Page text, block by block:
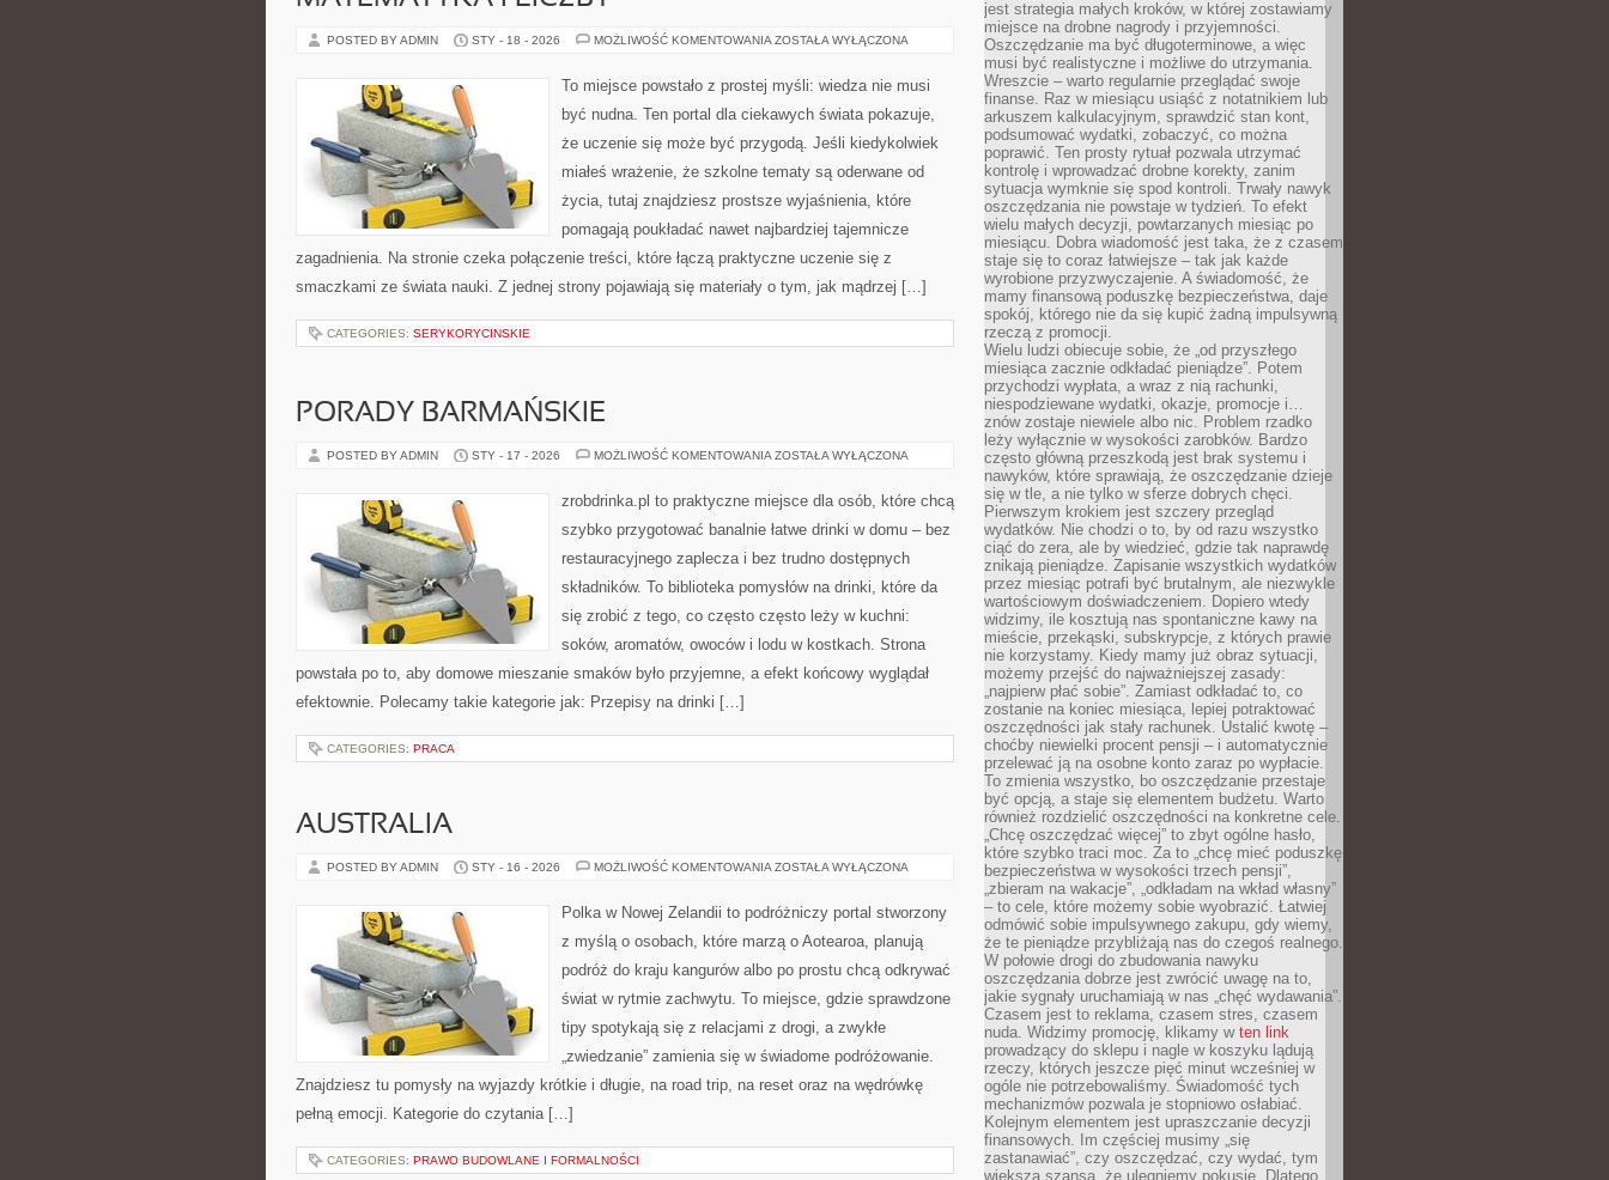
POSTED BY ADMIN STY - 18 - 2026 MOŻLIWOŚĆ KOMENTOWANIA MATEMATYKA
ZOSTAŁA WYŁĄCZONA
To miejsce powstało z prostej myśli: wiedza nie musi
być nudna. Ten portal dla ciekawych świata pokazuje,
że uczenie się może być przygodą. Jeśli kiedykolwiek
miałeś wrażenie, że szkolne tematy są oderwane od
życia, tutaj znajdziesz prostsze wyjaśnienia, które
pomagają poukładać nawet najbardziej tajemnicze
zagadnienia. Na stronie czeka połączenie treści, które łączą praktyczne uczenie się z
smaczkami ze świata nauki. Z jednej strony pojawiają się materiały o tym, jak mądrzej […]
CATEGORIES: SERYKORYCINSKIE
PORADY BARMAŃSKIE
POSTED BY ADMIN STY - 17 - 2026 MOŻLIWOŚĆ KOMENTOWANIA PORADY
ZOSTAŁA WYŁĄCZONA
zrobdrinka.pl to praktyczne miejsce dla osób, które chcą
szybko przygotować banalnie łatwe drinki w domu – bez
restauracyjnego zaplecza i bez trudno dostępnych
składników. To biblioteka pomysłów na drinki, które da
się zrobić z tego, co często często leży w kuchni:
soków, aromatów, owoców i lodu w kostkach. Strona
powstała po to, aby domowe mieszanie smaków było przyjemne, a efekt końcowy wyglądał
efektownie. Polecamy takie kategorie jak: Przepisy na drinki […]
CATEGORIES: PRACA
AUSTRALIA
POSTED BY ADMIN STY - 16 - 2026 MOŻLIWOŚĆ KOMENTOWANIA AUSTRALIA
ZOSTAŁA WYŁĄCZONA
Polka w Nowej Zelandii to podróżniczy portal stworzony
z myślą o osobach, które marzą o Aotearoa, planują
podróż do kraju kangurów albo po prostu chcą odkrywać
świat w rytmie zachwytu. To miejsce, gdzie sprawdzone
tipy spotykają się z relacjami z drogi, a zwykłe
„zwiedzanie” zamienia się w świadome podróżowanie.
Znajdziesz tu pomysły na wyjazdy krótkie i długie, na road trip, na reset oraz na wędrówkę
pełną emocji. Kategorie do czytania […]
CATEGORIES: PRAWO BUDOWLANE I FORMALNOŚCI
jest strategia małych kroków, w której zostawiamy
miejsce na drobne nagrody i przyjemności.
Oszczędzanie ma być długoterminowe, a więc
musi być realistyczne i możliwe do utrzymania.
Wreszcie – warto regularnie przeglądać swoje
finanse. Raz w miesiącu usiąść z notatnikiem lub
arkuszem kalkulacyjnym, sprawdzić stan kont,
podsumować wydatki, zobaczyć, co można
poprawić. Ten prosty rytuał pozwala utrzymać
kontrolę i wprowadzać drobne korekty, zanim
sytuacja wymknie się spod kontroli. Trwały nawyk
oszczędzania nie powstaje w tydzień. To efekt
wielu małych decyzji, powtarzanych miesiąc po
miesiącu. Dobra wiadomość jest taka, że z czasem
staje się to coraz łatwiejsze – tak jak każde
wyrobione przyzwyczajenie. A świadomość, że
mamy finansową poduszkę bezpieczeństwa, daje
spokój, którego nie da się kupić żadną impulsywną
rzeczą z promocji.
Wielu ludzi obiecuje sobie, że „od przyszłego
miesiąca zacznie odkładać pieniądze”. Potem
przychodzi wypłata, a wraz z nią rachunki,
niespodziewane wydatki, okazje, promocje i…
znów zostaje niewiele albo nic. Problem rzadko
leży wyłącznie w wysokości zarobków. Bardzo
często główną przeszkodą jest brak systemu i
nawyków, które sprawiają, że oszczędzanie dzieje
się w tle, a nie tylko w sferze dobrych chęci.
Pierwszym krokiem jest szczery przegląd
wydatków. Nie chodzi o to, by od razu wszystko
ciąć do zera, ale by wiedzieć, gdzie tak naprawdę
znikają pieniądze. Zapisanie wszystkich wydatków
przez miesiąc potrafi być brutalnym, ale niezwykle
wartościowym doświadczeniem. Dopiero wtedy
widzimy, ile kosztują nas spontaniczne kawy na
mieście, przekąski, subskrypcje, z których prawie
nie korzystamy. Kiedy mamy już obraz sytuacji,
możemy przejść do najważniejszej zasady:
„najpierw płać sobie”. Zamiast odkładać to, co
zostanie na koniec miesiąca, lepiej potraktować
oszczędności jak stały rachunek. Ustalić kwotę –
choćby niewielki procent pensji – i automatycznie
przelewać ją na osobne konto zaraz po wypłacie.
To zmienia wszystko, bo oszczędzanie przestaje
być opcją, a staje się elementem budżetu. Warto
również rozdzielić oszczędności na konkretne cele.
„Chcę oszczędzać więcej” to zbyt ogólne hasło,
które szybko traci moc. Za to „chcę mieć poduszkę
bezpieczeństwa w wysokości trzech pensji”,
„zbieram na wakacje”, „odkładam na wkład własny”
– to cele, które możemy sobie wyobrazić. Łatwiej
odmówić sobie impulsywnego zakupu, gdy wiemy,
że te pieniądze przybliżają nas do czegoś realnego.
W połowie drogi do zbudowania nawyku
oszczędzania dobrze jest zwrócić uwagę na to,
jakie sygnały uruchamiają w nas „chęć wydawania”.
Czasem jest to reklama, czasem stres, czasem
nuda. Widzimy promocję, klikamy w ten link
prowadzący do sklepu i nagle w koszyku lądują
rzeczy, których jeszcze pięć minut wcześniej w
ogóle nie potrzebowaliśmy. Świadomość tych
mechanizmów pozwala je stopniowo osłabiać.
Kolejnym elementem jest upraszczanie decyzji
finansowych. Im częściej musimy „się
zastanawiać”, czy oszczędzać, czy wydać, tym
większa szansa, że ulegniemy pokusie. Dlatego